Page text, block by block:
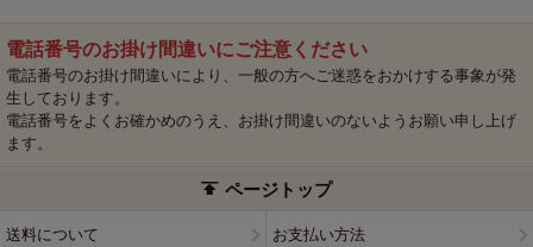
電話番号のお掛け間違いにご注意ください
電話番号のお掛け間違いにより、一般の方へご迷惑をおかけする事象が発
生しております。
電話番号をよくお確かめのうえ、お掛け間違いのないようお願い申し上げ
ます。
ページトップ
送料について お支払い方法